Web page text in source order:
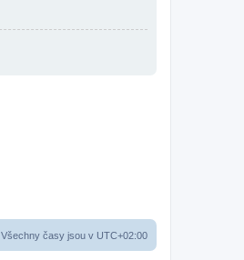
Všechny časy jsou v UTC+02:00